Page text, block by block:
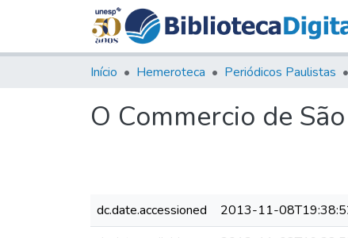
Início Hemeroteca Periódicos Paulistas
O Commercio de
dc.date.accessioned
2013-11-